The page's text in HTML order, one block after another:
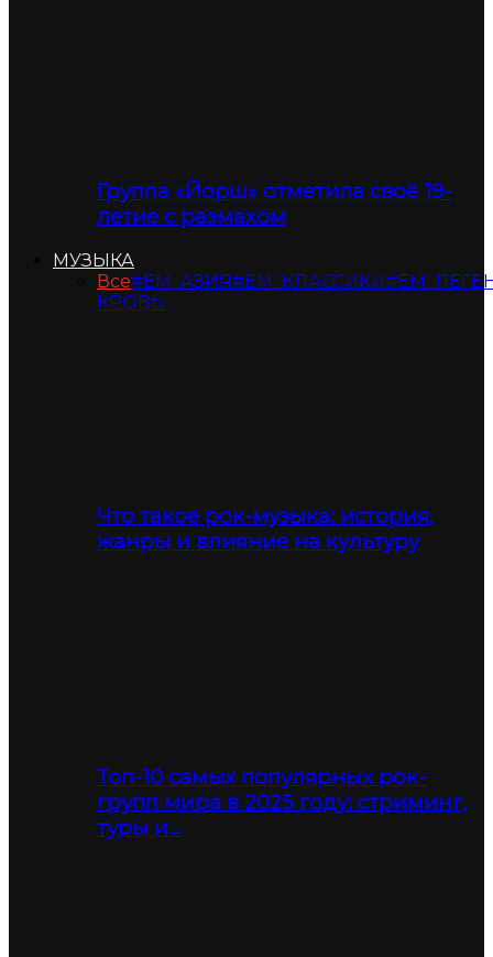
Группа «Йорш» отметила своё 19-
летие с размахом
МУЗЫКА
Все#ЕМ_АЗИЯ#ЕМ_КЛАССИКИ
КРОВЬ
Что такое рок-музыка: история,
жанры и влияние на культуру
Топ-10 самых популярных рок-
групп мира в 2025 году: стриминг,
туры и…